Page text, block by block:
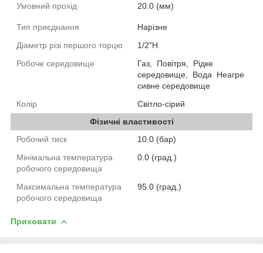
Умовний прохід
20.0 (мм)
Тип приєднання
Нарізне
Діаметр різі першого торцю
1/2"Н
Робоче середовище
Газ, Повітря, Рідке
середовище, Вода Неагре
сивне середовище
Колір
Світло-сірий
Фізичні властивості
Робочий тиск
10.0 (бар)
Мінімальна температура
робочого середовища
0.0 (град.)
Максимальна температура
робочого середовища
95.0 (град.)
Приховати